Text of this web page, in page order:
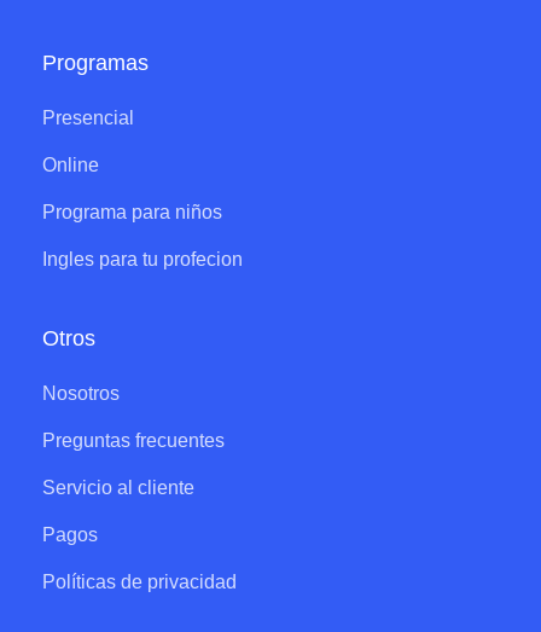
Programas
Presencial
Online
Programa para niños
Ingles para tu profecion
Otros
Nosotros
Preguntas frecuentes
Servicio al cliente
Pagos
Políticas de privacidad